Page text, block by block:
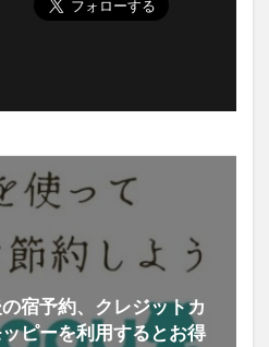
宿予約、クレジットカ
ピーを利用するとお得